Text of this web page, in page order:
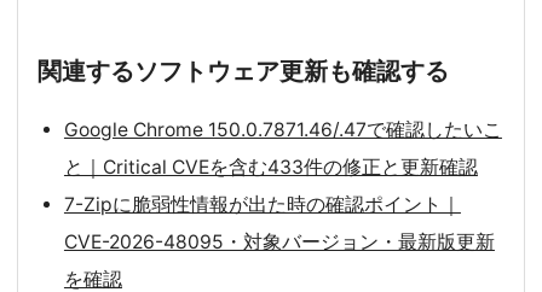
関連するソフトウェア更新も確認する
Google Chrome 150.0.7871.46/.47で確認したいこ
と｜Critical CVEを含む433件の修正と更新確認
7-Zipに脆弱性情報が出た時の確認ポイント｜
CVE-2026-48095・対象バージョン・最新版更新
を確認